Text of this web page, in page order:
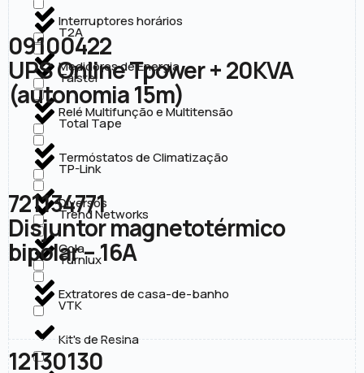
Interruptores horários
Medidores de Energia
Relé Multifunção e Multitensão
Termóstatos de Climatização
Diversos
Cola
Extratores de casa-de-banho
Kit's de Resina
T2A
Taistel
Total Tape
TP-Link
Trend Networks
Turnlux
VTK
09100422
UPS Online Tpower + 20KVA
(autonomia 15m)
721134771
Disjuntor magnetotérmico
bipolar – 16A
12130130